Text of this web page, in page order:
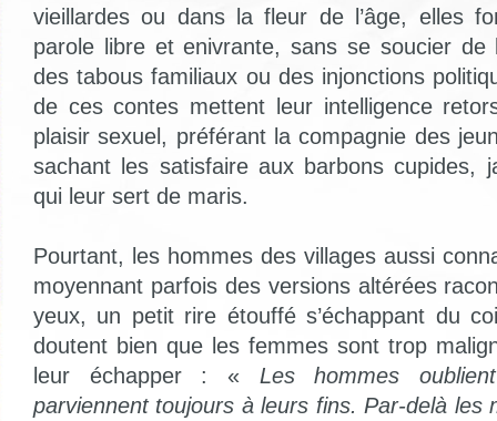
vieillardes ou dans la fleur de l’âge, elles
parole libre et enivrante, sans se soucier de
des tabous familiaux ou des injonctions
de ces contes mettent leur intelligence
plaisir sexuel, préférant la compagnie des
sachant les satisfaire aux barbons cupides,
qui leur sert de maris.
Pourtant, les hommes des villages aussi
moyennant parfois des versions altérées
yeux, un petit rire étouffé s’échappant du
doutent bien que les femmes sont trop
leur échapper : « Les hommes
parviennent toujours à leurs fins. Par-delà les